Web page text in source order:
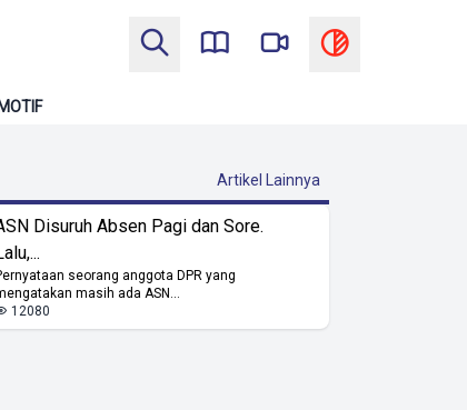
Artikel Lainnya
Disuruh Absen Pagi dan Sore.
seorang anggota DPR yang
masih ada ASN...
12080